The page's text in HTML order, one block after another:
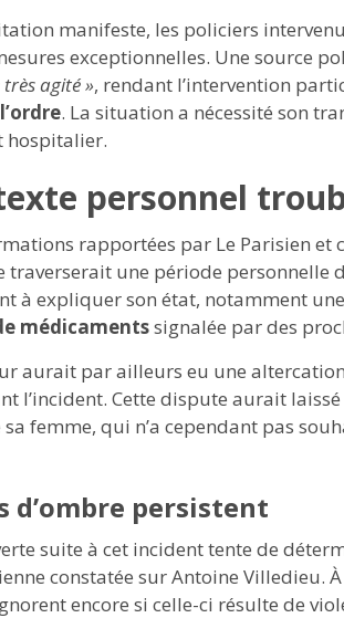
manifeste, les policiers
exceptionnelles. Une source
très agité », rendant l’intervention
. La situation a nécessité son
hospitalier.
personnel
rapportées par Le Parisien et
traverserait une période personnelle
à expliquer son état, notamment une
médicamentssignalée par des
aurait par ailleurs eu une
l’incident. Cette dispute aurait
femme, qui n’a cependant pas
d’ombre persistent
suite à cet incident tente de
constatée sur Antoine Villedieu.
encore si celle-ci résulte de